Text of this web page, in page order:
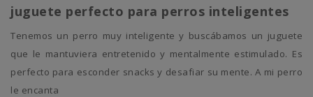
juguete perfecto para perros inteligentes
Tenemos un perro muy inteligente y buscábamos un juguete
que le mantuviera entretenido y mentalmente estimulado. Es
perfecto para esconder snacks y desafiar su mente. A mi perro
le encanta